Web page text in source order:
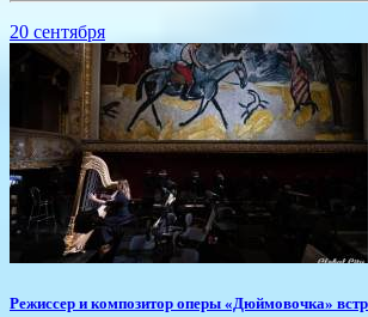
20 сентября
Режиссер и композитор оперы «Дюймовочка»